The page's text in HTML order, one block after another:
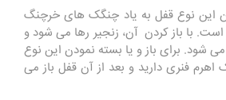
این نوع قفل به یاد چنگک های خرچنگ
است. با باز کردن آن، زنجیر رها می شود و
شود. برای باز و یا بسته نمودن این نوع
اهرم فنری دارید و بعد از آن قفل باز می